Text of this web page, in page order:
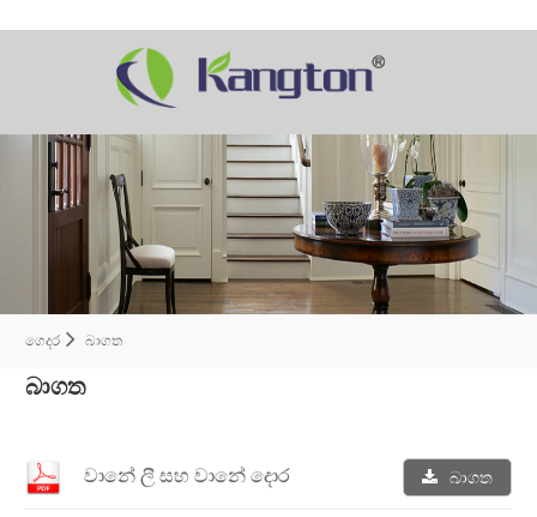
ගෙදර බාගත
බාගත
වානේ ලී සහ වානේ දොර බාගත